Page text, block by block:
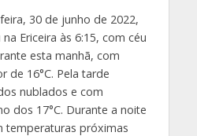
30 de junho de 2022,
Ericeira às 6:15, com céu
esta manhã, com
de 16°C. Pela tarde
nublados e com
dos 17°C. Durante a noite
temperaturas próximas